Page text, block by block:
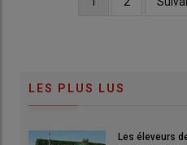
LES PLUS LUS
Les éleveurs